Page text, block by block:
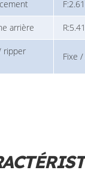
arrière
ripper
Fixe